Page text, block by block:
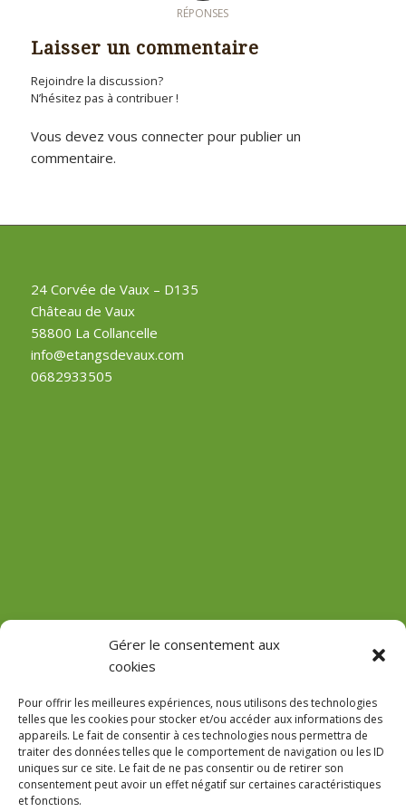
Gérer le consentement aux
cookies
Pour offrir les meilleures expériences, nous utilisons des technologies
telles que les cookies pour stocker et/ou accéder aux informations des
appareils. Le fait de consentir à ces technologies nous permettra de
traiter des données telles que le comportement de navigation ou les ID
uniques sur ce site. Le fait de ne pas consentir ou de retirer son
consentement peut avoir un effet négatif sur certaines caractéristiques
et fonctions.
RÉPONSES
Laisser un commentaire
Rejoindre la discussion?
N’hésitez pas à contribuer !
Vous devez vous connecterpour publier un
commentaire.
24 Corvée de Vaux – D135
Château de Vaux
58800 La Collancelle
info@etangsdevaux.com
0682933505
GPS : 47.184471755485816, 3.618713022912785
Le Domaine
Accès